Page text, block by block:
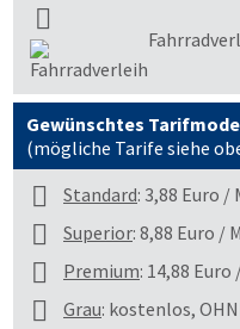
Gewünschtes
(mögliche Tarife siehe
Standard: 3,88 Euro /
Superior: 8,88 Euro /
Premium: 14,88
Grau: kostenlos,